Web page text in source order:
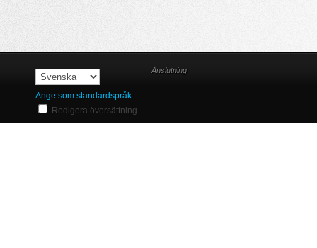
Ange som standardspråk
Redigera översättning
Anslutning